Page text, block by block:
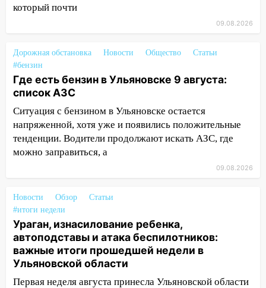
13:12 Дерево пробило крышу дома на
Новгородской в Ульяновске и рухнуло
13:10 В Заволжском районе дерево
упало во дворе
13:08
Ураган ударил по Ульяновску:
сорванные крыши, поваленные деревья,
затопленные улицы и остановившиеся
трамваи
12:17
Ульяновск накрыл крупный град:
после ливня город снова уходит под
12:12
Прокуратура взяла на контроль
ДТП с шестилетним ребёнком на улице
Федерации
12:01 Пьяная женщина сбила
шестилетнего ребёнка на улице
Федерации: возбуждено уголовное дело
который почти
09.08.2026
Дорожная обстановка Новости Общество
Статьи
#бензин
Где есть бензин в Ульяновске 9 августа:
список АЗС
Ситуация с бензином в Ульяновске остается
напряженной, хотя уже и появились положительные
тенденции. Водители продолжают искать АЗС, где
можно заправиться, а
09.08.2026
Новости Обзор
Статьи
#итоги недели
Ураган, изнасилование ребенка,
автоподставы и атака беспилотников:
важные итоги прошедшей недели в
Ульяновской области
Первая неделя августа принесла Ульяновской области